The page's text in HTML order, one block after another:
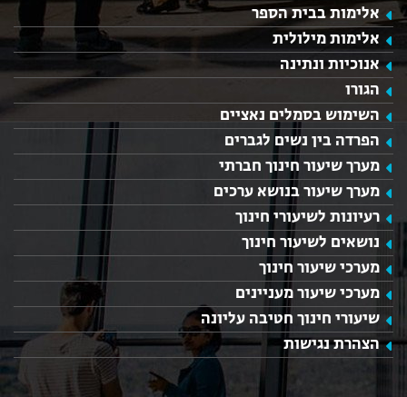
אלימות בבית הספר
אלימות מילולית
אנוכיות ונתינה
הגורו
השימוש בסמלים נאציים
הפרדה בין נשים לגברים
מערך שיעור חינוך חברתי
מערך שיעור בנושא ערכים
רעיונות לשיעורי חינוך
נושאים לשיעור חינוך
מערכי שיעור חינוך
מערכי שיעור מעניינים
שיעורי חינוך חטיבה עליונה
הצהרת נגישות